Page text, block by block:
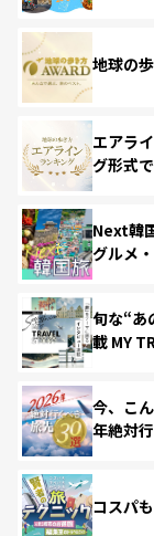
地球の
エアラ
グ形式
Next韓
グルメ
旬な“あ
載 MY
今、こ
年絶対
コスパ